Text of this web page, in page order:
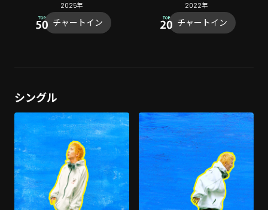
2025年
チャートイン
2022年
チャートイン
シングル